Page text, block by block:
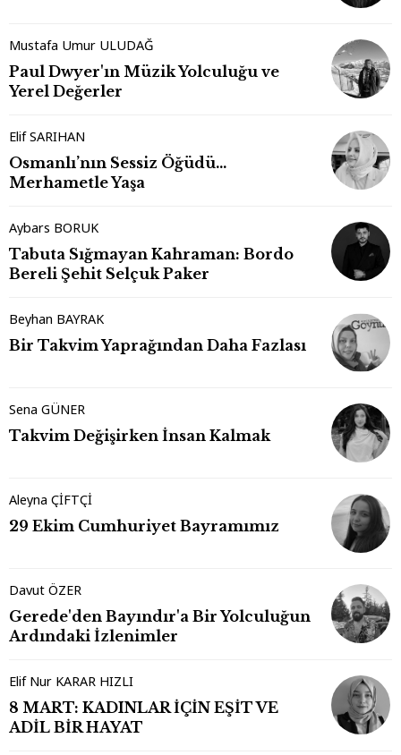
Mustafa Umur ULUDAĞ
Paul Dwyer'ın Müzik Yolculuğu ve
Yerel Değerler
Elif SARIHAN
Osmanlı’nın Sessiz Öğüdü…
Merhametle Yaşa
Aybars BORUK
Tabuta Sığmayan Kahraman: Bordo
Bereli Şehit Selçuk Paker
Beyhan BAYRAK
Bir Takvim Yaprağından Daha Fazlası
Sena GÜNER
Takvim Değişirken İnsan Kalmak
Aleyna ÇİFTÇİ
29 Ekim Cumhuriyet Bayramımız
Davut ÖZER
Gerede'den Bayındır'a Bir Yolculuğun
Ardındaki İzlenimler
Elif Nur KARAR HIZLI
8 MART: KADINLAR İÇİN EŞİT VE
ADİL BİR HAYAT